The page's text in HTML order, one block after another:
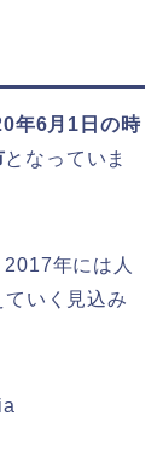
年6月1日の時
となっていま
年には人
いく見込み